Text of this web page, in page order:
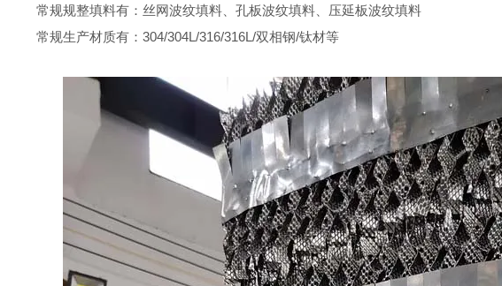
常规规整填料有：丝网波纹填料、孔板波纹填料、压延板波纹填料
常规生产材质有：304/304L/316/316L/双相钢/钛材等